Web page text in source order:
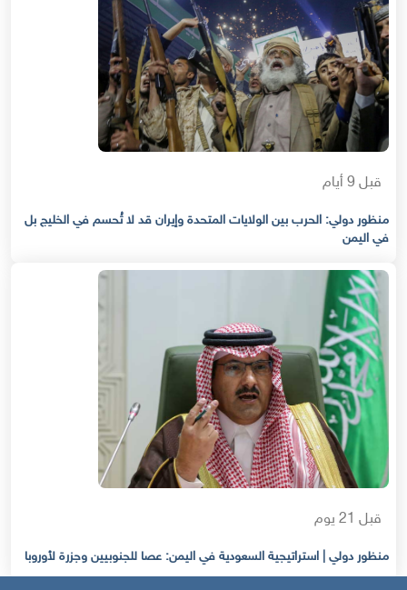
قبل 9 أيام
منظور دولي: الحرب بين الولايات المتحدة وإيران قد لا تُحسم في الخليج بل
في اليمن
قبل 21 يوم
منظور دولي | استراتيجية السعودية في اليمن: عصا للجنوبيين وجزرة لأوروبا